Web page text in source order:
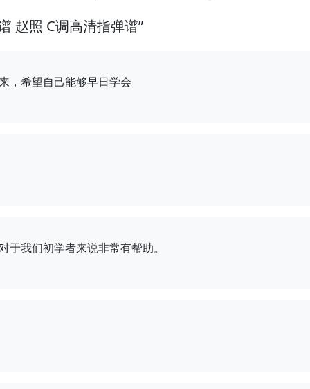
赵照 C调高清指弹谱”
，希望自己能够早日学会
我们初学者来说非常有帮助。